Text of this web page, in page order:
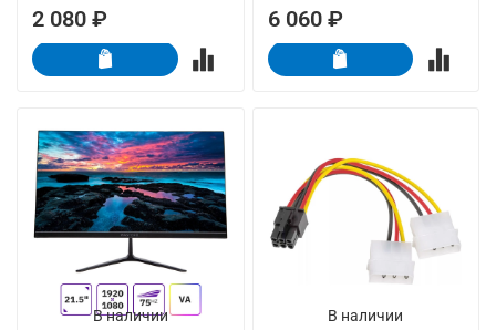
2 080 ₽ 6 060 ₽
В наличии
В наличии